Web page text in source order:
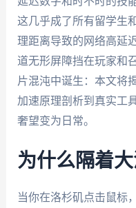
这几乎成了所有留学生
理距离导致的网络高延
道无形屏障挡在玩家和
片混沌中诞生：本文将
加速原理剖析到真实工
奢望变为日常。
为什么隔着
当你在洛杉矶点击鼠标